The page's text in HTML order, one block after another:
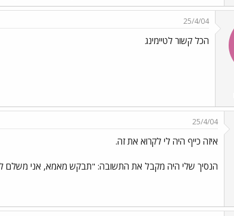
25/4/04
הכל קשור לטיימינג
25/4/04
איזה כייף היה לי לקרוא את זה.
הנסיך שלי היה מקבל את התשובה: "תבקש מאמא, אני משלם